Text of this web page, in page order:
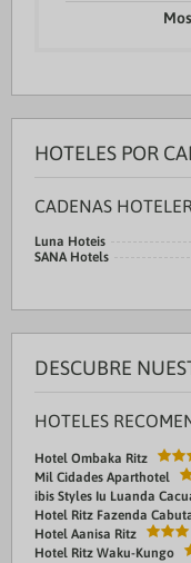
HOTELES POR
CADENAS
Luna Hoteis
SANA Hotels
DESCUBRE
HOTELES
Hotel Ombaka Ritz
Mil Cidades Aparthotel
ibis Styles Iu Luanda
Hotel Ritz Fazenda
Hotel Aanisa Ritz
Hotel Ritz Waku-Kungo